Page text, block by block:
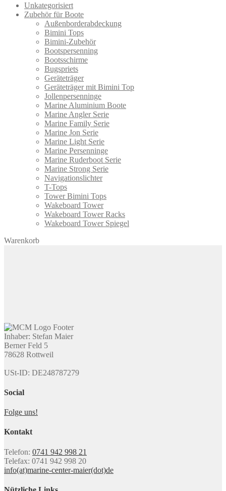
Unkategorisiert
Zubehör für Boote
Außenborderabdeckung
Bimini Tops
Bimini-Zubehör
Bootspersenning
Bootsschirme
Bugspriets
Geräteträger
Geräteträger mit Bimini Top
Jollenpersenninge
Marine Aluminium Boote
Marine Angler Serie
Marine Family Serie
Marine Jon Serie
Marine Light Serie
Marine Persenninge
Marine Ruderboot Serie
Marine Strong Serie
Navigationslichter
T-Tops
Tower Bimini Tops
Wakeboard Tower
Wakeboard Tower Racks
Wakeboard Tower Spiegel
Warenkorb
Inhaber: Stefan Maier
Berner Feld 5
78628 Rottweil
USt-ID: DE248787279
Social
Folge uns!
Kontakt
Telefon: 0741 942 998 21
Telefax: 0741 942 998 20
info(at)marine-center-maier(dot)de